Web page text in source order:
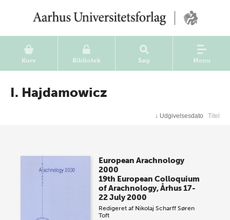
Kurv Bibliotek Søg Menu
I. Hajdamowicz
↓ Udgivelsesdato Titel
European Arachnology
2000
19th European Colloquium
of Arachnology, Århus 17-
22 July 2000
Redigeret af Nikolaj Scharff Søren
Toft